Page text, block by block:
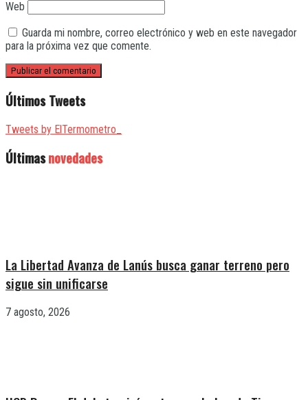
Web
Guarda mi nombre, correo electrónico y web en este navegador
para la próxima vez que comente.
Últimos Tweets
Tweets by ElTermometro_
Últimasnovedades
La Libertad Avanza de Lanús busca ganar terreno pero
sigue sin unificarse
7 agosto, 2026